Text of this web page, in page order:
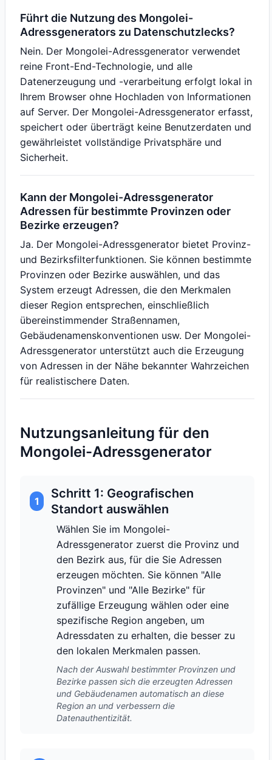
Führt die Nutzung des Mongolei-
Adressgenerators zu Datenschutzlecks?
Nein. Der Mongolei-Adressgenerator verwendet
reine Front-End-Technologie, und alle
Datenerzeugung und -verarbeitung erfolgt lokal in
Ihrem Browser ohne Hochladen von Informationen
auf Server. Der Mongolei-Adressgenerator erfasst,
speichert oder überträgt keine Benutzerdaten und
gewährleistet vollständige Privatsphäre und
Sicherheit.
Kann der Mongolei-Adressgenerator
Adressen für bestimmte Provinzen oder
Bezirke erzeugen?
Ja. Der Mongolei-Adressgenerator bietet Provinz-
und Bezirksfilterfunktionen. Sie können bestimmte
Provinzen oder Bezirke auswählen, und das
System erzeugt Adressen, die den Merkmalen
dieser Region entsprechen, einschließlich
übereinstimmender Straßennamen,
Gebäudenamenskonventionen usw. Der Mongolei-
Adressgenerator unterstützt auch die Erzeugung
von Adressen in der Nähe bekannter Wahrzeichen
für realistischere Daten.
Nutzungsanleitung für den
Mongolei-Adressgenerator
1
Schritt 1: Geografischen
Standort auswählen
Wählen Sie im Mongolei-
Adressgenerator zuerst die Provinz und
den Bezirk aus, für die Sie Adressen
erzeugen möchten. Sie können "Alle
Provinzen" und "Alle Bezirke" für
zufällige Erzeugung wählen oder eine
spezifische Region angeben, um
Adressdaten zu erhalten, die besser zu
den lokalen Merkmalen passen.
Nach der Auswahl bestimmter Provinzen und
Bezirke passen sich die erzeugten Adressen
und Gebäudenamen automatisch an diese
Region an und verbessern die
Datenauthentizität.